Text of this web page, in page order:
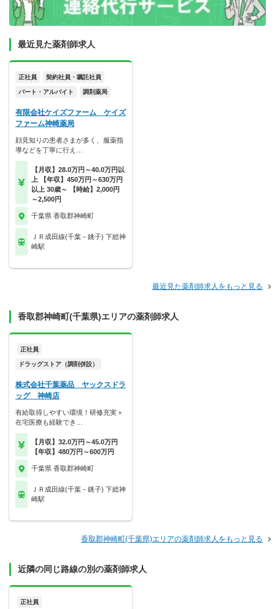
最近見た薬剤師求人
正社員 契約社員・嘱託社員
パート・アルバイト 調剤薬局
有限会社ケイズファーム ケイズ
ファーム神崎薬局
顔見知りの患者さまが多く、服薬指
導などを丁寧に行え…
【月収】28.0万円～40.0万円以
上 【年収】450万円～630万円
以上 30歳～ 【時給】2,000円
～2,500円
千葉県 香取郡神崎町
ＪＲ成田線(千葉－銚子) 下総神
崎駅
最近見た薬剤師求人をもっと見る
香取郡神崎町(千葉県)エリアの薬剤師求人
正社員
ドラッグストア（調剤併設）
株式会社千葉薬品 ヤックスドラ
ッグ 神崎店
有給取得しやすい環境！研修充実＋
在宅医療も経験でき…
【月収】32.0万円～45.0万円
【年収】480万円～600万円
千葉県 香取郡神崎町
ＪＲ成田線(千葉－銚子) 下総神
崎駅
香取郡神崎町(千葉県)エリアの薬剤師求人をもっと見る
近隣の同じ路線の別の薬剤師求人
正社員